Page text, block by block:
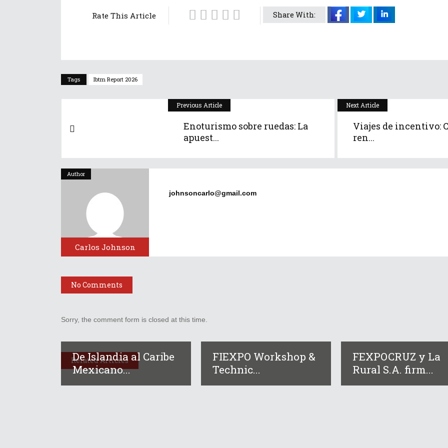
Share With:
Rate This Article
Tags Ibtm Report 2026
Previous Article
Enoturismo sobre ruedas: La
apuest...
Next Article
Viajes de incentivo:
ren...
Author
Carlos Johnson
johnsoncarlo@gmail.com
No Comments
Sorry, the comment form is closed at this time.
Related Articles
De Islandia al Caribe
Mexicano...
FIEXPO Workshop &
Technic...
FEXPOCRUZ y La
Rural S.A. firm...